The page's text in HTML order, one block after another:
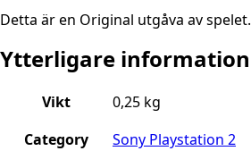
Detta är en Original utgåva av spelet.
Ytterligare information
Vikt
0,25 kg
Category
Sony Playstation 2